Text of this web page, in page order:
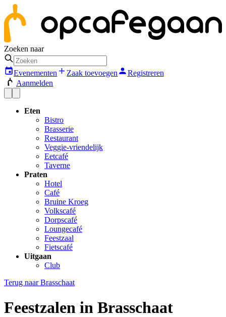
Zoeken naar
Evenementen Zaak toevoegen
Registreren
Aanmelden
Eten
Bistro
Brasserie
Restaurant
Veggie-vriendelijk
Eetcafé
Taverne
Praten
Hotel
Café
Bruine Kroeg
Volkscafé
Dorpscafé
Loungecafé
Feestzaal
Fietscafé
Uitgaan
Club
Terug naar Brasschaat
Feestzalen in Brasschaat